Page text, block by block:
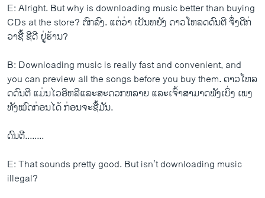
E: Alright. But why is downloading music better than buying
CDs at the store? ຕົກລົງ. ​ແຕ່​ວ່າ ​ເປັນ​ຫຍັງ ດາວ​ໂຫລ​ດດົນຕີ ຈຶ່ງ​ດີ​ກ່
ວາ​ຊື້ ຊີ​ດີ ຢູ່​ຮ້ານ?
B: Downloading music is really fast and convenient, and
you can preview all the songs before you buy them. ດາວ​ໂຫລ​
ດດົນຕີ ​ແມ່ນ​ໄວ​ອີ​ຫລີແລະ​ສະດວກ​ຫລາຍ ​ແລະເຈົ້າ​ສາມາດຟັງ​ເບິ່ງ​ ​ເພງ​
ທັງ​ໝົດກ່ອນ​ໄດ້ ກ່ອນ​ຈະ​ຊື້ມັນ.
ດົນຕີ........
E: That sounds pretty good. But isn’t downloading music
illegal?